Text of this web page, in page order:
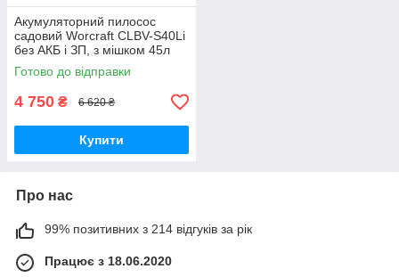
Акумуляторний пилосос
садовий Worcraft CLBV-S40Li
без АКБ і ЗП, з мішком 45л
Готово до відправки
4 750 ₴ 6 620 ₴
Купити
Про нас
99% позитивних з 214 відгуків за рік
Працює з 18.06.2020